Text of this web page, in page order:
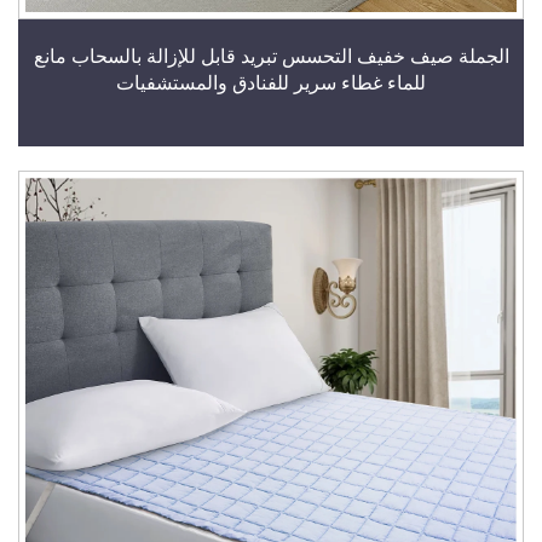
الجملة صيف خفيف التحسس تبريد قابل للإزالة بالسحاب مانع
للماء غطاء سرير للفنادق والمستشفيات